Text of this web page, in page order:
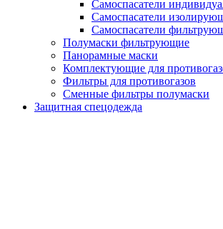
Самоспасатели
Самоспасатели
Самоспасатели
Полумаски фильтрующие
Панорамные маски
Комплектующие для
Фильтры для противогазов
Сменные фильтры полумаски
Защитная спецодежда